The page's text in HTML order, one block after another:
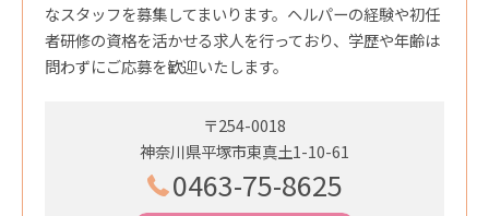
なスタッフを募集してまいります。ヘルパーの経験や初任
者研修の資格を活かせる求人を行っており、学歴や年齢は
問わずにご応募を歓迎いたします。
〒254-0018
神奈川県平塚市東真土1-10-61
0463-75-8625